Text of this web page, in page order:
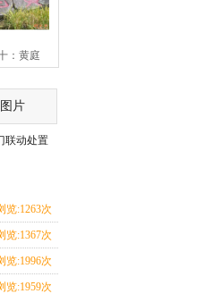
：黄庭
图片
联动处置
览:1263次
览:1367次
览:1996次
览:1959次